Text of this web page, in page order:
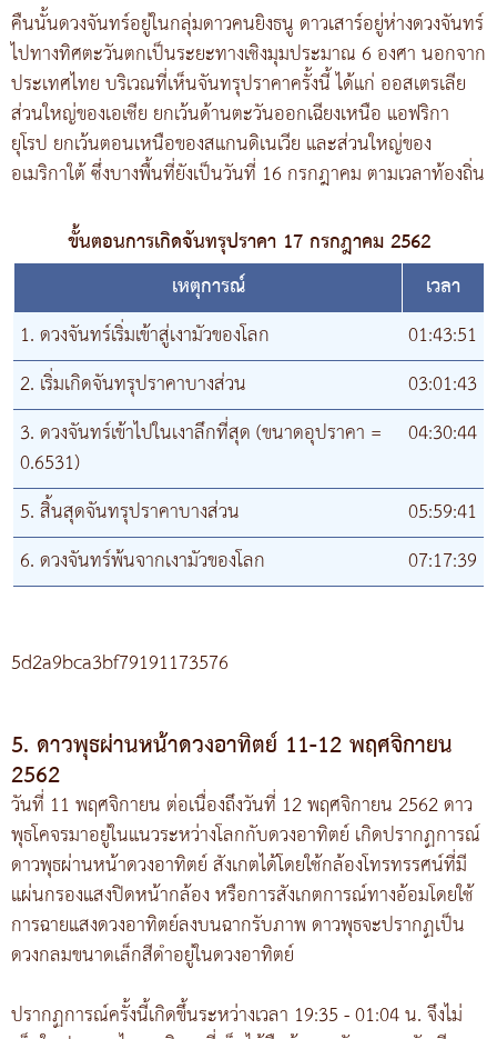
คืนนั้นดวงจันทร์อยู่ในกลุ่มดาวคนยิงธนู ดาวเสาร์อยู่ห่างดวงจันทร์
ไปทางทิศตะวันตกเป็นระยะทางเชิงมุมประมาณ 6 องศา นอกจาก
ประเทศไทย บริเวณที่เห็นจันทรุปราคาครั้งนี้ ได้แก่ ออสเตรเลีย
ส่วนใหญ่ของเอเชีย ยกเว้นด้านตะวันออกเฉียงเหนือ แอฟริกา
ยุโรป ยกเว้นตอนเหนือของสแกนดิเนเวีย และส่วนใหญ่ของ
อเมริกาใต้ ซึ่งบางพื้นที่ยังเป็นวันที่ 16 กรกฎาคม ตามเวลาท้องถิ่น
ขั้นตอนการเกิดจันทรุปราคา 17 กรกฎาคม 2562
เหตุการณ์
เวลา
1. ดวงจันทร์เริ่มเข้าสู่เงามัวของโลก
01:43:51
2. เริ่มเกิดจันทรุปราคาบางส่วน
03:01:43
3. ดวงจันทร์เข้าไปในเงาลึกที่สุด (ขนาดอุปราคา =
0.6531)
04:30:44
5. สิ้นสุดจันทรุปราคาบางส่วน
05:59:41
6. ดวงจันทร์พ้นจากเงามัวของโลก
07:17:39
5d2a9bca3bf79191173576
5. ดาวพุธผ่านหน้าดวงอาทิตย์ 11-12 พฤศจิกายน
2562
วันที่ 11 พฤศจิกายน ต่อเนื่องถึงวันที่ 12 พฤศจิกายน 2562 ดาว
พุธโคจรมาอยู่ในแนวระหว่างโลกกับดวงอาทิตย์ เกิดปรากฏการณ์
ดาวพุธผ่านหน้าดวงอาทิตย์ สังเกตได้โดยใช้กล้องโทรทรรศน์ที่มี
แผ่นกรองแสงปิดหน้ากล้อง หรือการสังเกตการณ์ทางอ้อมโดยใช้
การฉายแสงดวงอาทิตย์ลงบนฉากรับภาพ ดาวพุธจะปรากฏเป็น
ดวงกลมขนาดเล็กสีดำอยู่ในดวงอาทิตย์
ปรากฏการณ์ครั้งนี้เกิดขึ้นระหว่างเวลา 19:35 - 01:04 น. จึงไม่